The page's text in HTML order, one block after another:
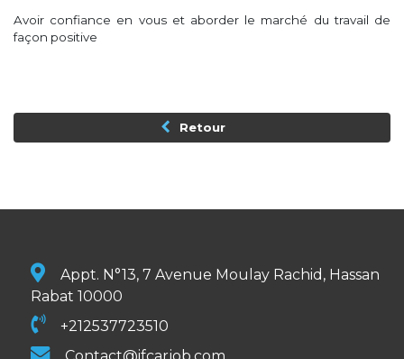
Avoir confiance en vous et aborder le marché du travail de
façon positive
Retour
Appt. N°13, 7 Avenue Moulay Rachid, Hassan
Rabat 10000
+212537723510